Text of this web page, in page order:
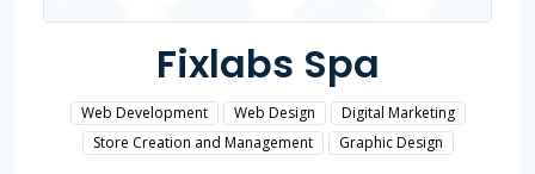
Fixlabs Spa
Web Development Web Design
Digital Marketing
Store Creation and Management
Graphic Design